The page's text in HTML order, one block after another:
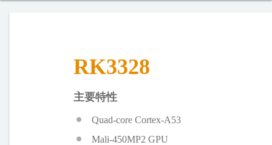
RK3328
主要特性
Quad-core Cortex-A53
Mali-450MP2 GPU